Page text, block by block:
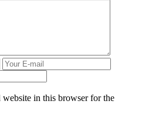
website in this browser for the